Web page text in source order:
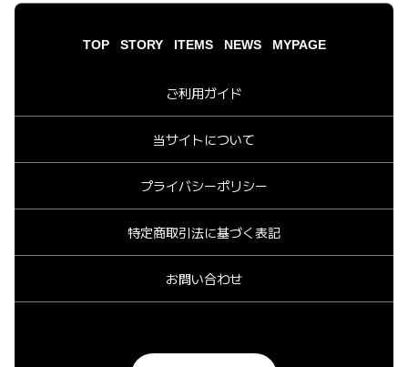
TOP STORY ITEMS NEWS MYPAGE
ご利用ガイド
当サイトについて
プライバシーポリシー
特定商取引法に基づく表記
お問い合わせ